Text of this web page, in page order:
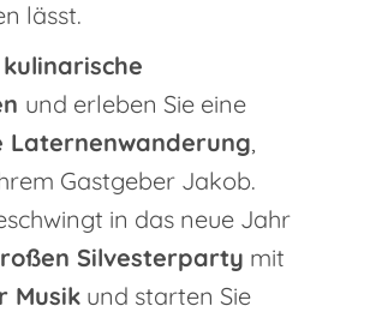
lässt.
kulinarische
und erleben Sie eine
,
Gastgeber Jakob.
in das neue Jahr
Silvesterparty mit
Musik und starten Sie